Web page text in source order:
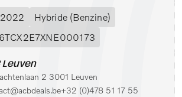
Diensten
Over ons
Verkocht
2022
Hybride (Benzine)
Leuven
2 3001 Leuven
+32 (0)478 51 17 55